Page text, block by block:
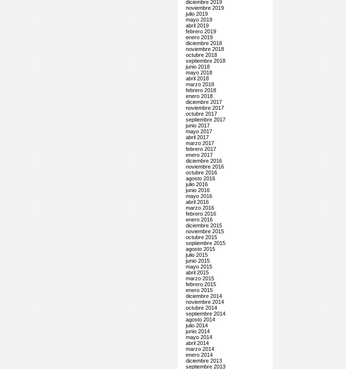
diciembre 2019
noviembre 2019
julio 2019
mayo 2019
abril 2019
febrero 2019
enero 2019
diciembre 2018
noviembre 2018
octubre 2018
septiembre 2018
junio 2018
mayo 2018
abril 2018
marzo 2018
febrero 2018
enero 2018
diciembre 2017
noviembre 2017
octubre 2017
septiembre 2017
junio 2017
mayo 2017
abril 2017
marzo 2017
febrero 2017
enero 2017
diciembre 2016
noviembre 2016
octubre 2016
agosto 2016
julio 2016
junio 2016
mayo 2016
abril 2016
marzo 2016
febrero 2016
enero 2016
diciembre 2015
noviembre 2015
octubre 2015
septiembre 2015
agosto 2015
julio 2015
junio 2015
mayo 2015
abril 2015
marzo 2015
febrero 2015
enero 2015
diciembre 2014
noviembre 2014
octubre 2014
septiembre 2014
agosto 2014
julio 2014
junio 2014
mayo 2014
abril 2014
marzo 2014
enero 2014
diciembre 2013
septiembre 2013